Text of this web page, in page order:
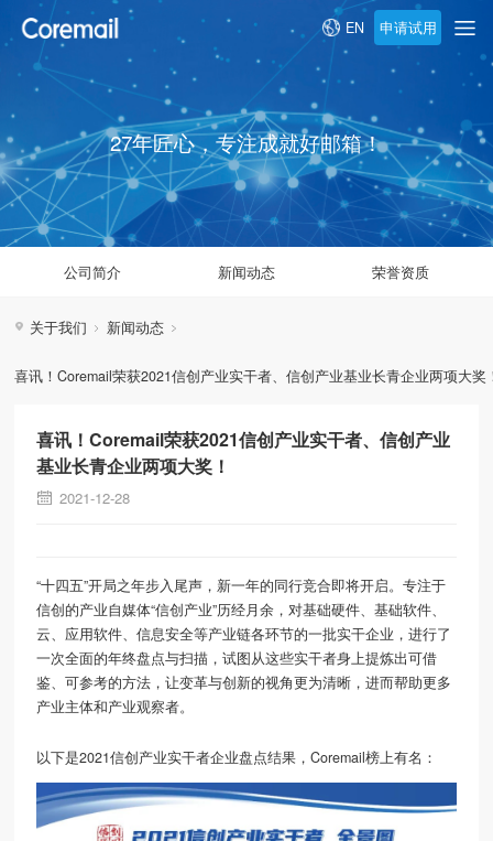
EN 申请试用
27年匠心，专注成就好邮箱！
公司简介 新闻动态 荣誉资质
关于我们 新闻动态
喜讯！Coremail荣获2021信创产业实干者、信创产业基业长青企业两项大奖
喜讯！Coremail荣获2021信创产业实干者、信创产业
基业长青企业两项大奖！
2021-12-28
“十四五”开局之年步入尾声，新一年的同行竞合即将开启。专注于
信创的产业自媒体“信创产业”历经月余，对基础硬件、基础软件、
云、应用软件、信息安全等产业链各环节的一批实干企业，进行了
一次全面的年终盘点与扫描，试图从这些实干者身上提炼出可借
鉴、可参考的方法，让变革与创新的视角更为清晰，进而帮助更多
产业主体和产业观察者。
以下是2021信创产业实干者企业盘点结果，Coremail榜上有名：